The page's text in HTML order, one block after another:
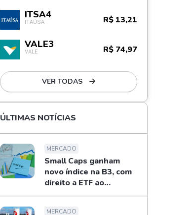
ITSA4
ITAÚSA R$ 13,21
VALE3
VALE R$ 74,97
VER TODAS
ÚLTIMAS NOTÍCIAS
MERCADO
Small Caps ganham
novo índice na B3, com
direito a ETF ao
investidor
MERCADO